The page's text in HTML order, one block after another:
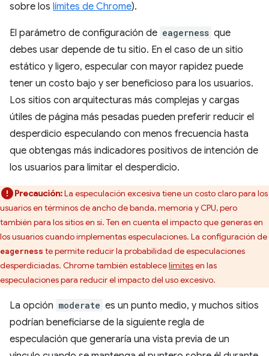
sobre los límites de Chrome).
El parámetro de configuración de eagerness que
debes usar depende de tu sitio. En el caso de un sitio
estático y ligero, especular con mayor rapidez puede
tener un costo bajo y ser beneficioso para los usuarios.
Los sitios con arquitecturas más complejas y cargas
útiles de página más pesadas pueden preferir reducir el
desperdicio especulando con menos frecuencia hasta
que obtengas más indicadores positivos de intención de
los usuarios para limitar el desperdicio.
Precaución:La especulación excesiva tiene un costo claro para los
usuarios en términos de ancho de banda, memoria y CPU, pero
también para los sitios en sí. Ten en cuenta el impacto que generas en
los usuarios cuando implementas especulaciones. La configuración de
eagerness te permite reducir la probabilidad de especulaciones
desperdiciadas. Chrome también establecelímitesen las
especulaciones para reducir el impacto del uso excesivo.
La opción moderate es un punto medio, y muchos sitios
podrían beneficiarse de la siguiente regla de
especulación que generaría una vista previa de un